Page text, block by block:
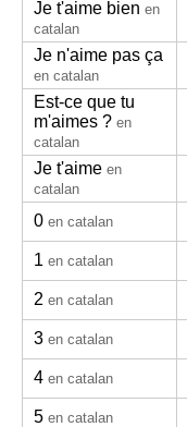
Je t'aime bien en
catalan
Je n'aime pas ça
en catalan
Est-ce que tu
m'aimes ? en
catalan
Je t'aime en
catalan
0 en catalan
1 en catalan
2 en catalan
3 en catalan
4 en catalan
5 en catalan